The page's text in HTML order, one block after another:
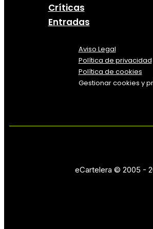
Críticas
Entradas
Aviso Legal
Política de privacidad
Política de cookies
Gestionar cookies y
eCartelera © 2005 -